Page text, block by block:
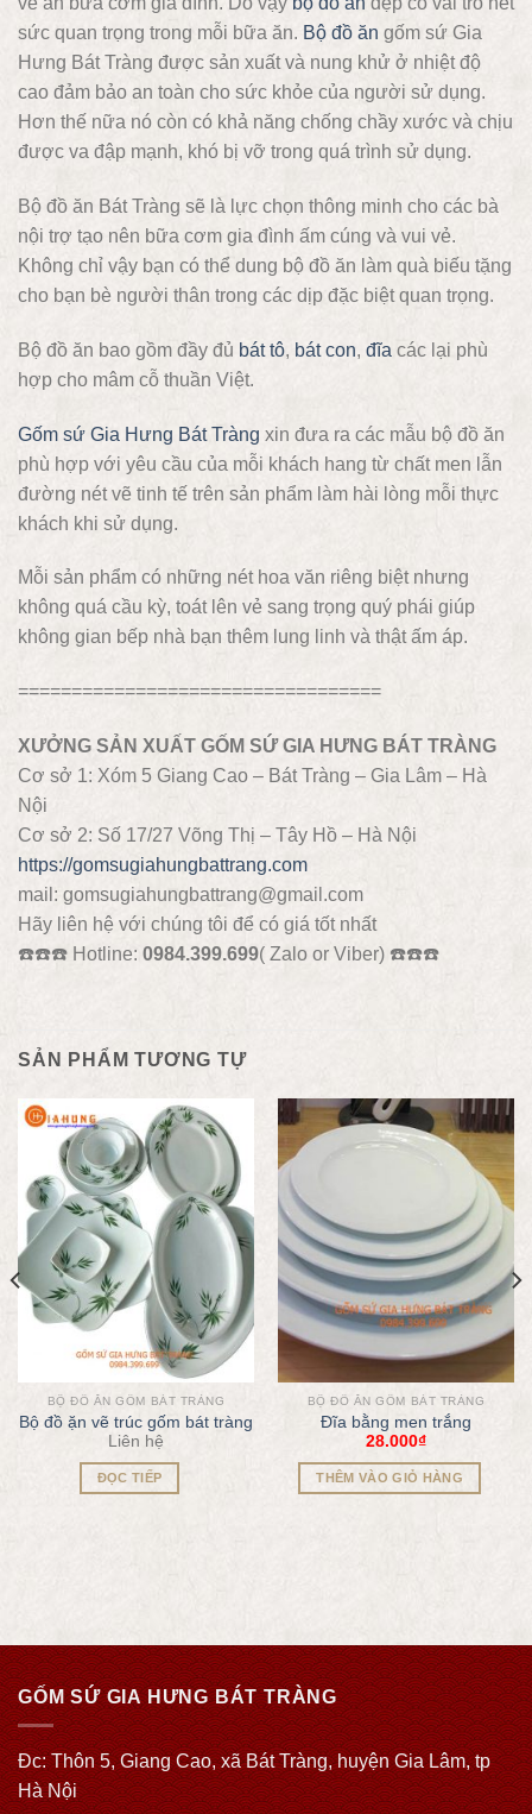
sức quan trọng trong mỗi bữa ăn. Bộ đồ ăn gốm sứ Gia
Hưng Bát Tràng được sản xuất và nung khử ở nhiệt độ
cao đảm bảo an toàn cho sức khỏe của người sử dụng.
Hơn thế nữa nó còn có khả năng chống chầy xước và chịu
được va đập mạnh, khó bị vỡ trong quá trình sử dụng.
Bộ đồ ăn Bát Tràng sẽ là lực chọn thông minh cho các bà
nội trợ tạo nên bữa cơm gia đình ấm cúng và vui vẻ.
Không chỉ vậy bạn có thể dung bộ đồ ăn làm quà biếu tặng
cho bạn bè người thân trong các dịp đặc biệt quan trọng.
Bộ đồ ăn bao gồm đầy đủ bát tô, bát con, đĩa các lại phù
hợp cho mâm cỗ thuần Việt.
Gốm sứ Gia Hưng Bát Tràng xin đưa ra các mẫu bộ đồ ăn
phù hợp với yêu cầu của mỗi khách hang từ chất men lẫn
đường nét vẽ tinh tế trên sản phẩm làm hài lòng mỗi thực
khách khi sử dụng.
Mỗi sản phẩm có những nét hoa văn riêng biệt nhưng
không quá cầu kỳ, toát lên vẻ sang trọng quý phái giúp
không gian bếp nhà bạn thêm lung linh và thật ấm áp.
==================================
XƯỞNG SẢN XUẤT GỐM SỨ GIA HƯNG BÁT TRÀNG
Cơ sở 1: Xóm 5 Giang Cao – Bát Tràng – Gia Lâm – Hà
Nội
Cơ sở 2: Số 17/27 Võng Thị – Tây Hồ – Hà Nội
https://gomsugiahungbattrang.com
mail: gomsugiahungbattrang@gmail.com
Hãy liên hệ với chúng tôi để có giá tốt nhất
☎️☎️☎️ Hotline: 0984.399.699( Zalo or Viber) ☎️☎️☎️
SẢN PHẨM TƯƠNG TỰ
BỘ ĐỒ ĂN GỐM BÁT TRÀNG
Bộ đồ ặn vẽ trúc gốm bát tràng
Liên hệ
ĐỌC TIẾP
BỘ ĐỒ ĂN GỐM BÁT TRÀNG
Đĩa bằng men trắng
28.000₫
THÊM VÀO GIỎ HÀNG
GỐM SỨ GIA HƯNG BÁT TRÀNG
Đc: Thôn 5, Giang Cao, xã Bát Tràng, huyện Gia Lâm, tp
Hà Nội